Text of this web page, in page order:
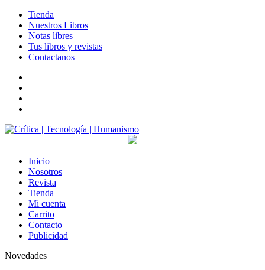
Tienda
Nuestros Libros
Notas libres
Tus libros y revistas
Contactanos
Inicio
Nosotros
Revista
Tienda
Mi cuenta
Carrito
Contacto
Publicidad
Novedades